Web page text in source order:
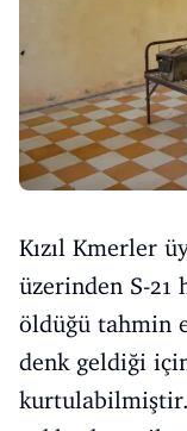
Kızıl Kmerler
üzerinden S-21
öldüğü tahmin
denk geldiği